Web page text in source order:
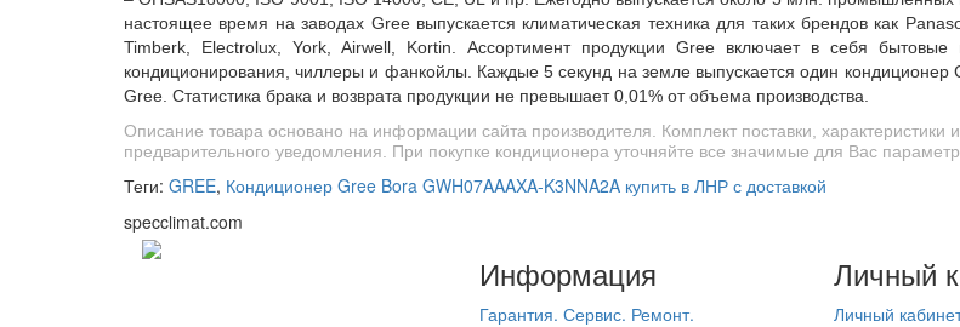
настоящее время на заводах Gree выпускается климатическая техника для таких брендов как
Timberk, Electrolux, York, Airwell, Kortin. Ассортимент продукции Gree включает в себя
кондиционирования, чиллеры и фанкойлы. Каждые 5 секунд на земле выпускается один кондиционер
Gree. Статистика брака и возврата продукции не превышает 0,01% от объема производства.
Описание товара основано на информации сайта производителя. Комплект поставки,
предварительного уведомления. При покупке кондиционера уточняйте все значимые для Вас
Теги: GREE, Кондиционер Gree Bora GWH07AAAXA-K3NNA2A купить в ЛНР с доставкой
specclimat.com
Информация
Гарантия. Сервис. Ремонт.
Личный
Личный